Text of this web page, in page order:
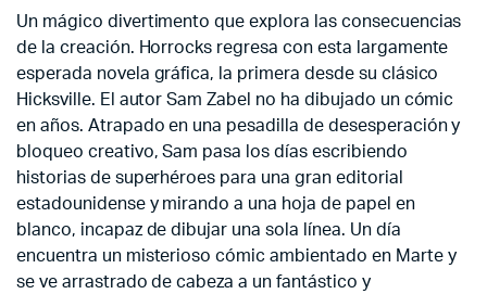
Un mágico divertimento que explora las consecuencias
de la creación. Horrocks regresa con esta largamente
esperada novela gráfica, la primera desde su clásico
Hicksville. El autor Sam Zabel no ha dibujado un cómic
en años. Atrapado en una pesadilla de desesperación y
bloqueo creativo, Sam pasa los días escribiendo
historias de superhéroes para una gran editorial
estadounidense y mirando a una hoja de papel en
blanco, incapaz de dibujar una sola línea. Un día
encuentra un misterioso cómic ambientado en Marte y
se ve arrastrado de cabeza a un fantástico y